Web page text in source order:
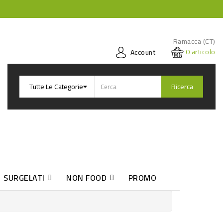
Ramacca (CT)
Account
0articolo
Ricerca
SURGELATI NON FOOD PROMO